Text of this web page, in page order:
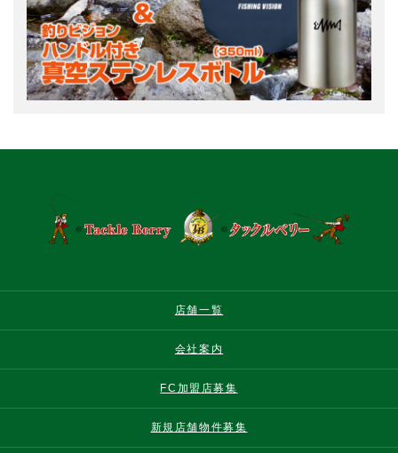
店舗一覧
会社案内
FC加盟店募集
新規店舗物件募集